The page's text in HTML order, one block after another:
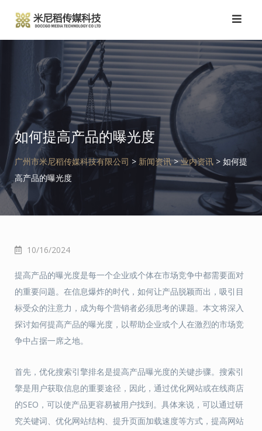
到
如何提高产品的曝光度
广州市米尼稻传媒科技有限公司 > 新闻资讯>业内资讯 > 如何提
高产品的曝光度
10/16/2024
提高产品的曝光度是每一个企业或个体在市场竞争中都需要面对
的重要问题。在信息爆炸的时代，如何让产品脱颖而出，吸引目
标受众的注意力，成为每个营销者必须思考的课题。本文将深入
探讨如何提高产品的曝光度，以帮助企业或个人在激烈的市场竞
争中占据一席之地。
首先，优化搜索引擎排名是提高产品曝光度的关键步骤。搜索引
擎是用户获取信息的重要途径，因此，通过优化网站或在线商店
的SEO，可以使产品更容易被用户找到。具体来说，可以通过研
究关键词、优化网站结构、提升页面加载速度等方式，提高网站